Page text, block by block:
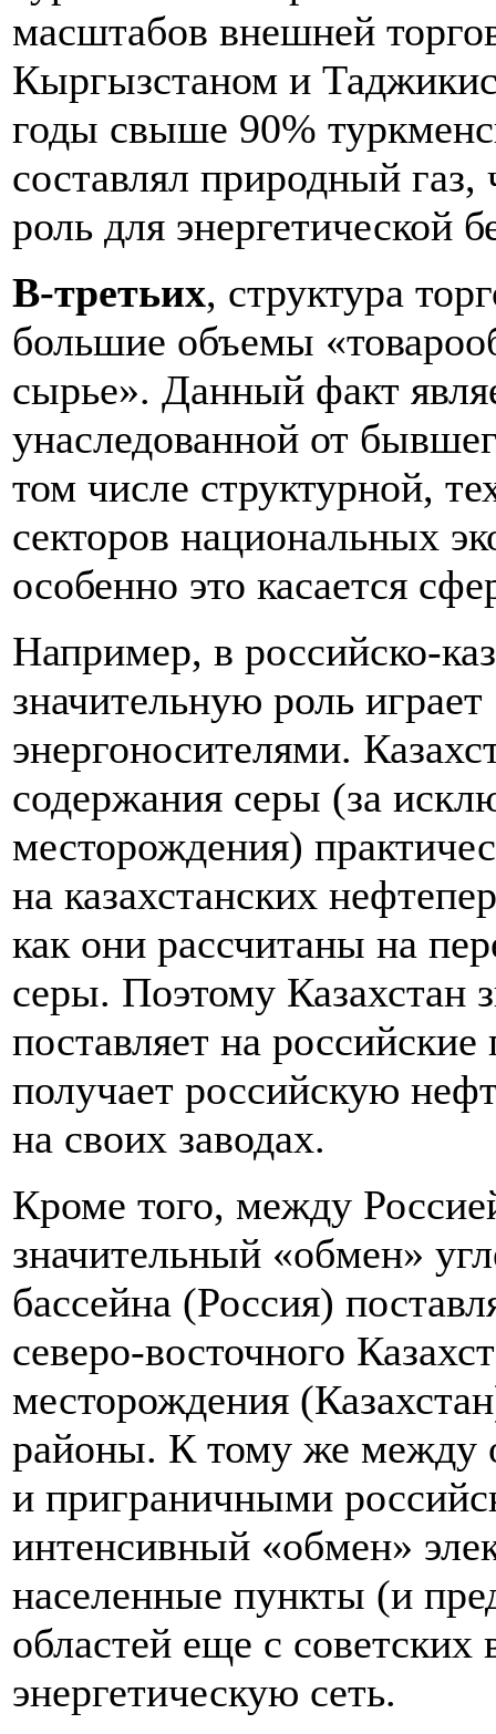
масштабов внешней
Кыргызстаном и
годы свыше 90%
составлял природный
роль для энергетической
В-третьих, структура
большие объемы
сырье». Данный факт
унаследованной от
том числе структурной,
секторов национальных
особенно это касается
Например, в российско-
значительную роль
энергоносителями.
содержания серы (за
месторождения)
на казахстанских
как они рассчитаны на
серы. Поэтому Казахстан
поставляет на
получает российскую
на своих заводах.
Кроме того, между
значительный «обмен»
бассейна (Россия)
северо-восточного
месторождения
районы. К тому же между
и приграничными
интенсивный «обмен»
населенные пункты (и
областей еще с
энергетическую сеть.